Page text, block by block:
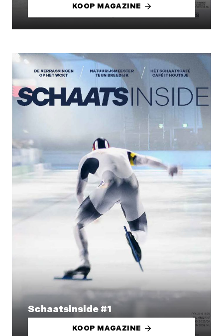
KOOP MAGAZINE
Schaatsinside #1
KOOP MAGAZINE